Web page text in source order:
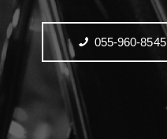
055-960-8545